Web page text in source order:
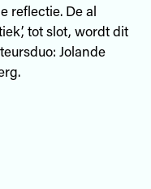
reflectie. De al
tot slot, wordt dit
Jolande